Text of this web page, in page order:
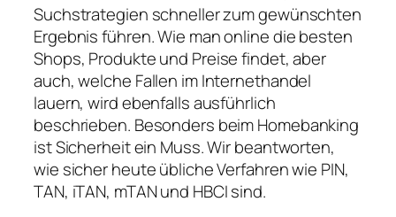
Suchstrategien schneller zum gewünschten
Ergebnis führen. Wie man online die besten
Shops, Produkte und Preise findet, aber
auch, welche Fallen im Internethandel
lauern, wird ebenfalls ausführlich
beschrieben. Besonders beim Homebanking
ist Sicherheit ein Muss. Wir beantworten,
wie sicher heute übliche Verfahren wie PIN,
TAN, iTAN, mTAN und HBCI sind.